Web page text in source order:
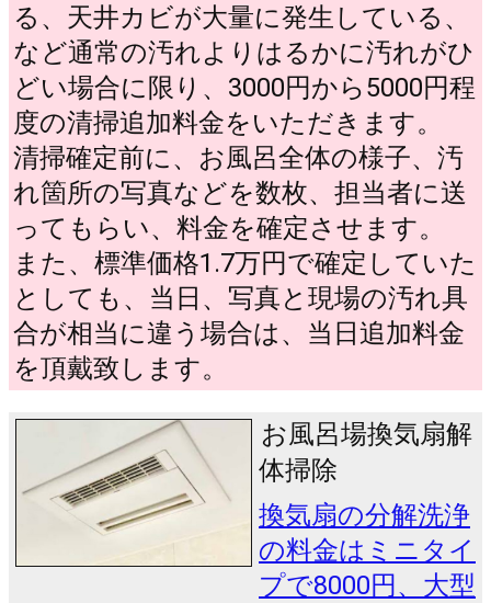
る、天井カビが大量に発生している、
など通常の汚れよりはるかに汚れがひ
どい場合に限り、3000円から5000円程
度の清掃追加料金をいただきます。
清掃確定前に、お風呂全体の様子、汚
れ箇所の写真などを数枚、担当者に送
ってもらい、料金を確定させます。
また、標準価格1.7万円で確定していた
としても、当日、写真と現場の汚れ具
合が相当に違う場合は、当日追加料金
を頂戴致します。
お風呂場換気扇解
体掃除
換気扇の分解洗浄
の料金はミニタイ
プで8000円、大型